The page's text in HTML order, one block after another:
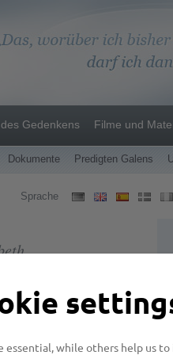
Dokumente Predigten Galens
Gedenkens Filme und
Sprache
Der Herr über
Zeilen von dieser Erde
essential, while others help us